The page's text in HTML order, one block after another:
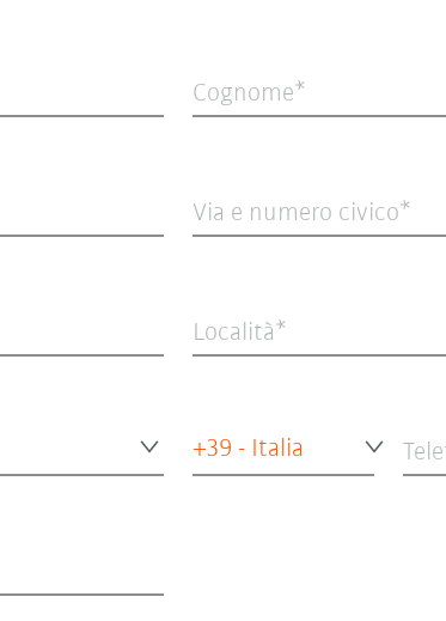
Cognome
Via e numero civico
Località
+39 - Italia